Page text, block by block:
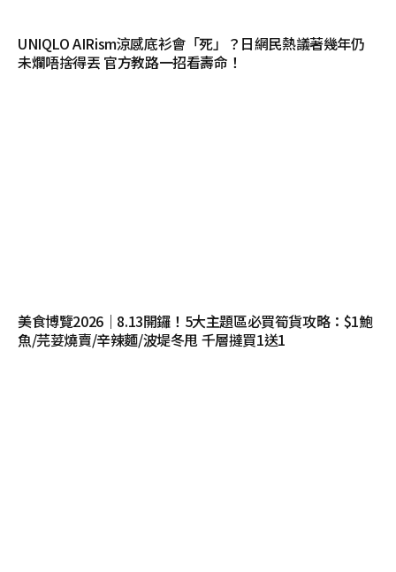
UNIQLO AIRism涼感底衫會「死」？日網民熱議著幾年仍
未爛唔捨得丟 官方教路一招看壽命！
美食博覽2026｜8.13開鑼！5大主題區必買筍貨攻略：$1鮑
魚/芫荽燒賣/辛辣麵/波堤冬甩 千層撻買1送1